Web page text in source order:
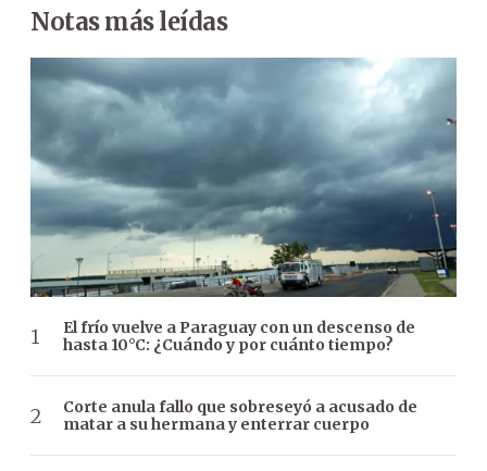
Notas más leídas
El frío vuelve a Paraguay con un descenso de
hasta 10°C: ¿Cuándo y por cuánto tiempo?
Corte anula fallo que sobreseyó a acusado de
matar a su hermana y enterrar cuerpo